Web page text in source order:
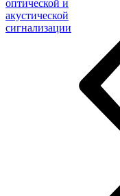
оптической и
акустической
сигнализации